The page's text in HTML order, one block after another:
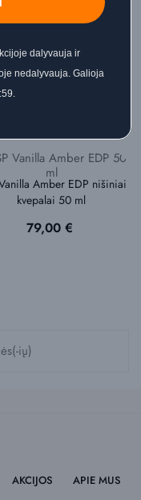
Sugar EDP nišiniai kvepalai
Kaina
79,00 €
Amber EDP nišiniai
kvepalai 50 ml
Kaina
79,00 €
ių)
AKCIJOS APIE MUS
dalyvauja ir
nedalyvauja. Galioja